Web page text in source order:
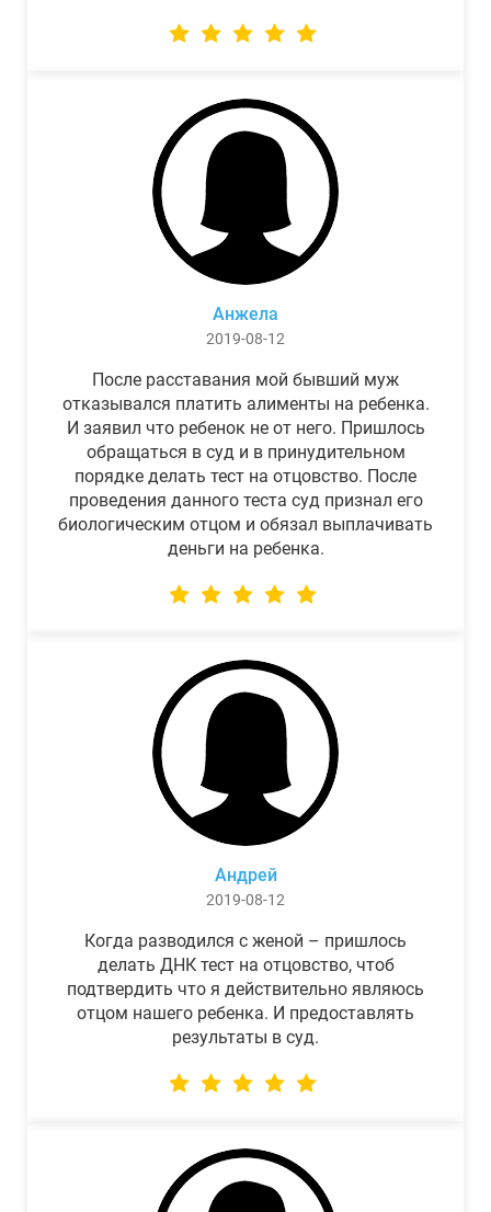
Анжела
2019-08-12
После расставания мой бывший муж
отказывался платить алименты на ребенка.
И заявил что ребенок не от него. Пришлось
обращаться в суд и в принудительном
порядке делать тест на отцовство. После
проведения данного теста суд признал его
биологическим отцом и обязал выплачивать
деньги на ребенка.
Андрей
2019-08-12
Когда разводился с женой – пришлось
делать ДНК тест на отцовство, чтоб
подтвердить что я действительно являюсь
отцом нашего ребенка. И предоставлять
результаты в суд.